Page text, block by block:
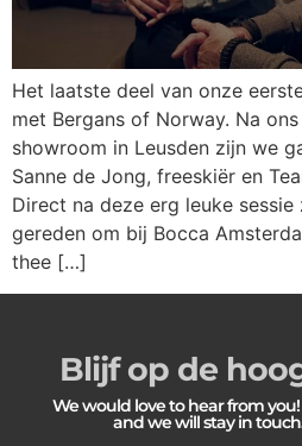
Het laatste deel van onze
met Bergans of Norway. Na
showroom in Leusden zijn we
Sanne de Jong, freeskiër en
Direct na deze erg leuke
gereden om bij Bocca
thee […]
Blijf op de
We would love to hear from
and we will stay in